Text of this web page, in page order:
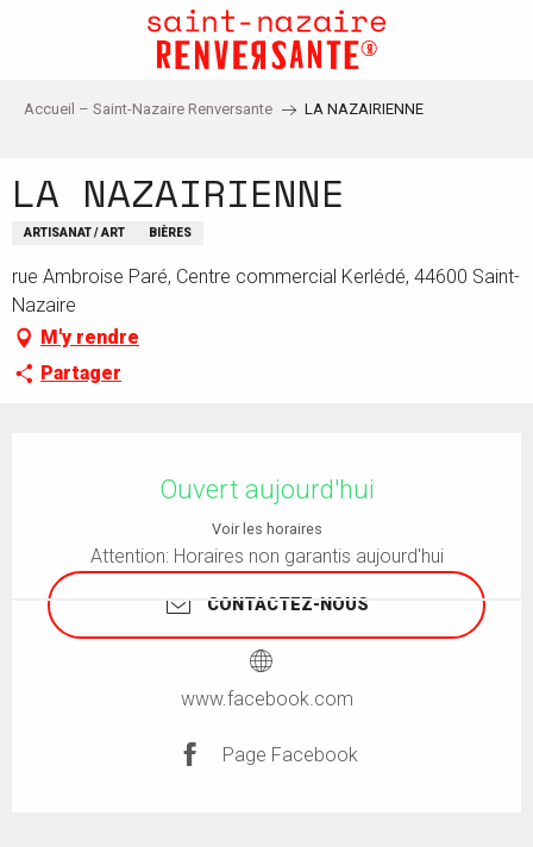
principal
Accueil – Saint-Nazaire Renversante LA NAZAIRIENNE
LA NAZAIRIENNE
ARTISANAT / ART BIÈRES
rue Ambroise Paré, Centre commercial Kerlédé, 44600 Saint-
Nazaire
M'y rendre
Partager
Ouvert aujourd'hui
Voir les horaires
Attention: Horaires non garantis aujourd'hui
CONTACTEZ-NOUS
www.facebook.com
Page Facebook